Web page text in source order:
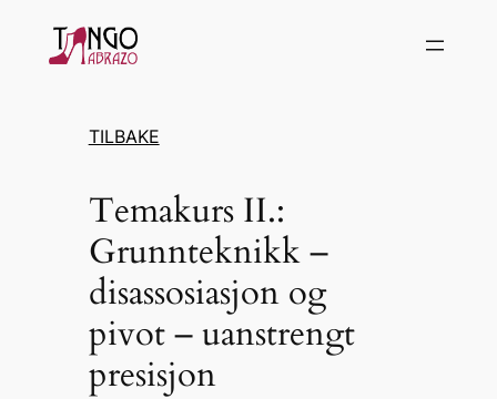
Hopp
TILBAKE
Temakurs II.:
Grunnteknikk –
disassosiasjon og
pivot – uanstrengt
presisjon